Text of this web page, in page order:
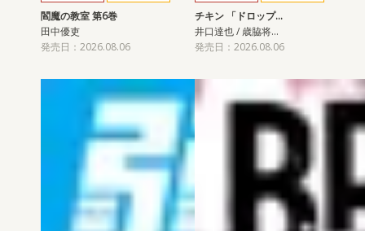
閻魔の教室 第6巻
田中優吏
発売日：2026.08.06
チキン 「ドロップ…
井口達也 / 歳脇将…
発売日：2026.08.06